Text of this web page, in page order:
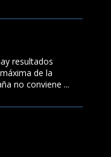
resultados
de la
no conviene ...